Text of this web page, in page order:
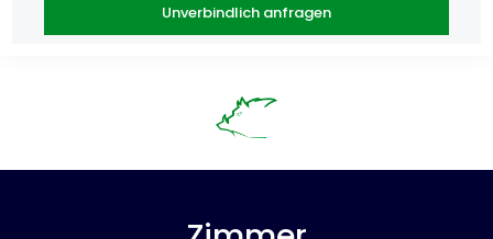
Unverbindlich anfragen